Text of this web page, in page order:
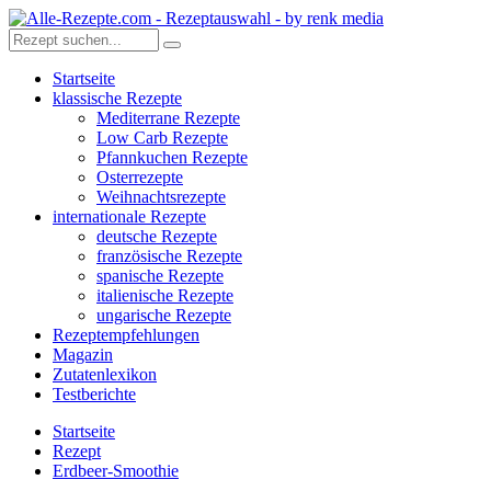
Startseite
klassische Rezepte
Mediterrane Rezepte
Low Carb Rezepte
Pfannkuchen Rezepte
Osterrezepte
Weihnachtsrezepte
internationale Rezepte
deutsche Rezepte
französische Rezepte
spanische Rezepte
italienische Rezepte
ungarische Rezepte
Rezeptempfehlungen
Magazin
Zutatenlexikon
Testberichte
Startseite
Rezept
Erdbeer-Smoothie